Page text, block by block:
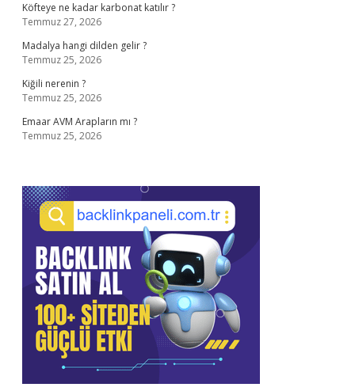
Köfteye ne kadar karbonat katılır ?
Temmuz 27, 2026
Madalya hangi dilden gelir ?
Temmuz 25, 2026
Kiğili nerenin ?
Temmuz 25, 2026
Emaar AVM Arapların mı ?
Temmuz 25, 2026